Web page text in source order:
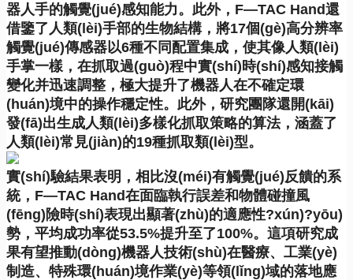
器人手的觸覺(jué)感知能力。此外，F—TAC Hand還
借鑒了人類(lèi)手部的生物結構，將17個(gè)高分辨率
觸覺(jué)傳感器以6種不同配置集成，使其像人類(lèi)
手掌一樣，在抓取過(guò)程中實(shí)時(shí)感知接觸
變化并迅速調整，極大提升了機器人在不確定環
(huán)境中的操作穩定性。此外，研究團隊還開(kāi)
發(fā)出生成人類(lèi)多樣化抓取策略的算法，涵蓋了
人類(lèi)常見(jiàn)的19種抓取類(lèi)型。
實(shí)驗結果表明，相比沒(méi)有觸覺(jué)反饋的系
統，F—TAC Hand在面臨執行誤差和物體碰撞風
(fēng)險時(shí)表現出顯著(zhù)的適應性?xún)?yōu)
勢，平均成功率從53.5%提升至了100%。這項研究成
果有望推動(dòng)機器人技術(shù)在醫療、工業(yè)
制造、特殊環(huán)境作業(yè)等領(lǐng)域的落地應